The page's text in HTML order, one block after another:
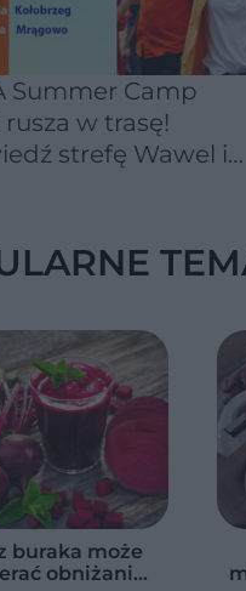
Summer Camp
rusza w trasę!
strefę Wawel i
buraka może
obniżanie